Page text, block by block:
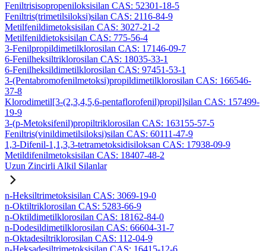
Feniltrisisopropeniloksisilan CAS: 52301-18-5
Feniltris(trimetilsiloksi)silan CAS: 2116-84-9
Metilfenildimetoksisilan CAS: 3027-21-2
Metilfenildietoksisilan CAS: 775-56-4
3-Fenilpropildimetilklorosilan CAS: 17146-09-7
6-Fenilheksiltriklorosilan CAS: 18035-33-1
6-Fenilheksildimetilklorosilan CAS: 97451-53-1
3-(Pentabromofenilmetoksi)propildimetilklorosilan CAS: 166546-
37-8
Klorodimetil[3-(2,3,4,5,6-pentaflorofenil)propil]silan CAS: 157499-
19-9
3-(p-Metoksifenil)propiltriklorosilan CAS: 163155-57-5
Feniltris(vinildimetilsiloksi)silan CAS: 60111-47-9
1,3-Difenil-1,1,3,3-tetrametoksidisiloksan CAS: 17938-09-9
Metildifenilmetoksisilan CAS: 18407-48-2
Uzun Zincirli Alkil Silanlar
n-Heksiltrimetoksisilan CAS: 3069-19-0
n-Oktiltriklorosilan CAS: 5283-66-9
n-Oktildimetilklorosilan CAS: 18162-84-0
n-Dodesildimetilklorosilan CAS: 66604-31-7
n-Oktadesiltriklorosilan CAS: 112-04-9
n-Heksadesiltrimetoksisilan CAS: 16415-12-6